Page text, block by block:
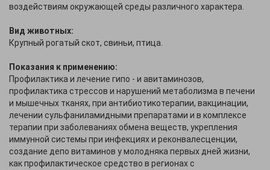
воздействиям окружающей среды различного характера.
Вид животных:
Крупный рогатый скот, свиньи, птица.
Показания к применению:
Профилактика и лечение гипо - и авитаминозов,
профилактика стрессов и нарушений метаболизма в печени
и мышечных тканях, при антибиотикотерапии, вакцинации,
лечении сульфаниламидными препаратами и в комплексе
терапии при заболеваниях обмена веществ, укрепления
иммунной системы при инфекциях и реконвалесценции,
создание депо витаминов у молодняка первых дней жизни,
как профилактическое средство в регионах с